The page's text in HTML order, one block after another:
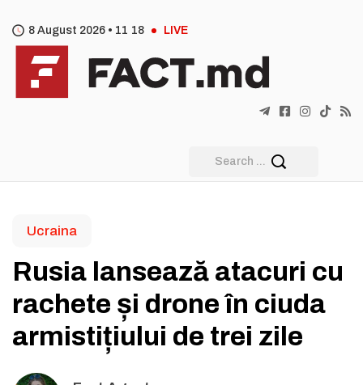
8 August 2026 • 11 18 LIVE
Ucraina
Rusia lansează atacuri cu
rachete și drone în ciuda
armistițiului de trei zile